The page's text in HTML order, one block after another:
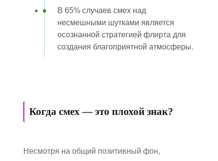
В 65% случаев смех над
несмешными шутками является
осознанной стратегией флирта для
создания благоприятной атмосферы.
Когда смех — это плохой знак?
Несмотря на общий позитивный фон,